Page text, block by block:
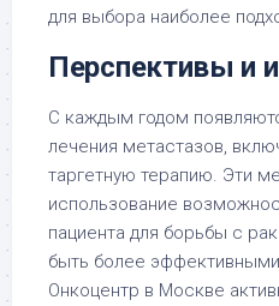
для выбора наиболее
Перспективы и
С каждым годом
лечения метастазов,
таргетную терапию. Эти
использование
пациента для борьбы с
быть более
Онкоцентр в Москве